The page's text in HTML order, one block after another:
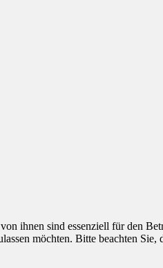
ihnen sind essenziell für den
möchten. Bitte beachten